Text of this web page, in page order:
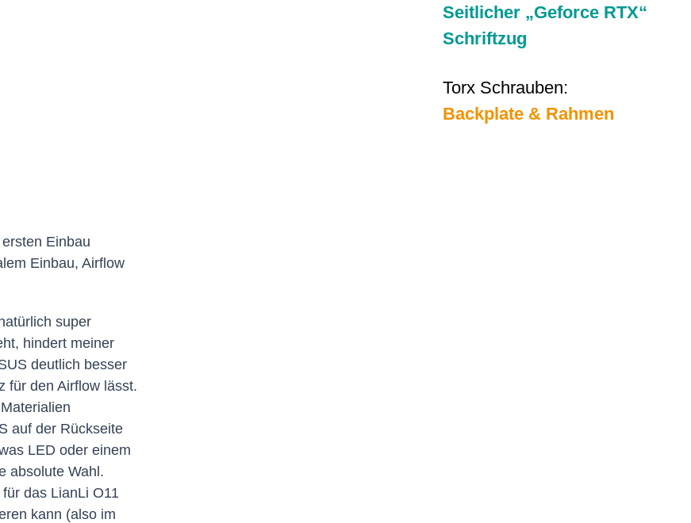
Seitlicher „Geforce RTX“
Schriftzug
Torx Schrauben:
Backplate & Rahmen
Einbau
Einbau, Airflow
super
hindert meiner
deutlich besser
für den Airflow lässt.
auf der Rückseite
LED oder einem
absolute Wahl.
das LianLi O11
kann (also im